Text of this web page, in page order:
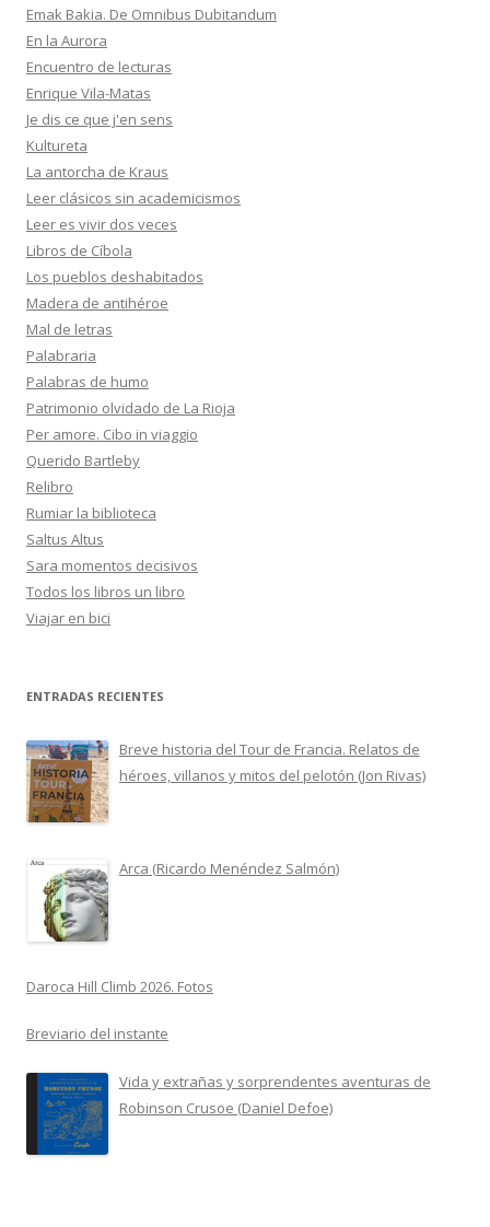
Emak Bakia. De Omnibus Dubitandum
En la Aurora
Encuentro de lecturas
Enrique Vila-Matas
Je dis ce que j'en sens
Kultureta
La antorcha de Kraus
Leer clásicos sin academicismos
Leer es vivir dos veces
Libros de Cíbola
Los pueblos deshabitados
Madera de antihéroe
Mal de letras
Palabraria
Palabras de humo
Patrimonio olvidado de La Rioja
Per amore. Cibo in viaggio
Querido Bartleby
Relibro
Rumiar la biblioteca
Saltus Altus
Sara momentos decisivos
Todos los libros un libro
Viajar en bici
ENTRADAS RECIENTES
Breve historia del Tour de Francia. Relatos de
héroes, villanos y mitos del pelotón (Jon Rivas)
Arca (Ricardo Menéndez Salmón)
Daroca Hill Climb 2026. Fotos
Breviario del instante
Vida y extrañas y sorprendentes aventuras de
Robinson Crusoe (Daniel Defoe)